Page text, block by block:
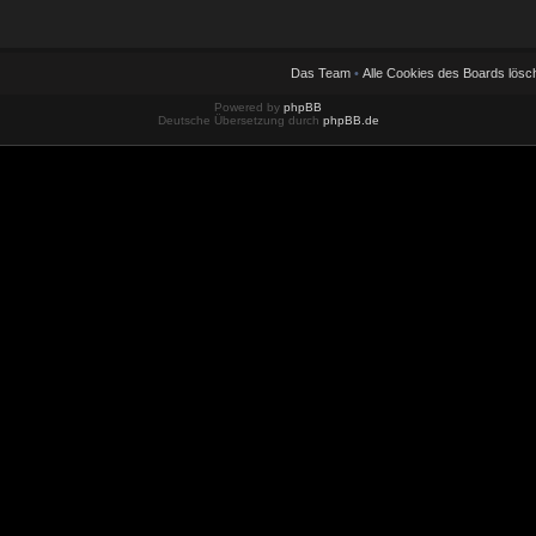
Das Team • Alle Cookies des Boards
Powered by phpBB
Deutsche Übersetzung durch phpBB.de